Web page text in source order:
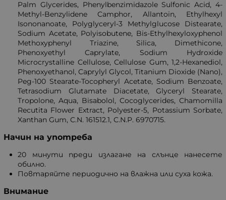
Palm Glycerides, Phenylbenzimidazole Sulfonic Acid, 4-
Methyl-Benzylidene Camphor, Allantoin, Ethylhexyl
Isononanoate, Polyglyceryl-3 Methylglucose Distearate,
Sodium Acetate, Polyisobutene, Bis-Ethylhexyloxyphenol
Methoxyphenyl Triazine, Silica, Dimethicone,
Phenoxyethyl Caprylate, Sodium Hydroxide
Microcrystalline Cellulose, Cellulose Gum, 1,2-Hexanediol,
Phenoxyethanol, Caprylyl Glycol, Titanium Dioxide (Nano),
Peg-100 Stearate-Tocopheryl Acetate, Sodium Benzoate,
Tetrasodium Glutamate Diacetate, Glyceryl Stearate,
Tropolone, Aqua, Bisabolol, Cocoglycerides, Chamomilla
Recutita Flower Extract, Polyester-5, Potassium Sorbate,
Xanthan Gum, C.N. 161512.1, C.N.P. 6970715.
Начин на употреба
20 минути преди излагане на слънце нанесете
обилно.
Повтаряйте периодично на влажна или суха кожа.
Внимание